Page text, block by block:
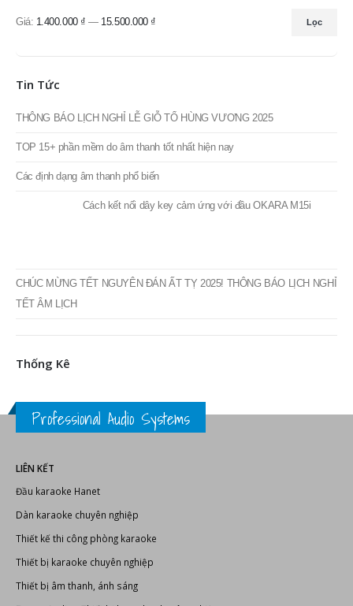
thấp
nhất
cao
nhất
Giá:1.400.000 ₫— 15.500.000 ₫
Tin Tức
Các định dạng âm thanh phổ biến
TẾT ÂM LỊCH
Thống Kê
Professional Audio Systems
LIÊN KẾT
Đầu karaoke Hanet